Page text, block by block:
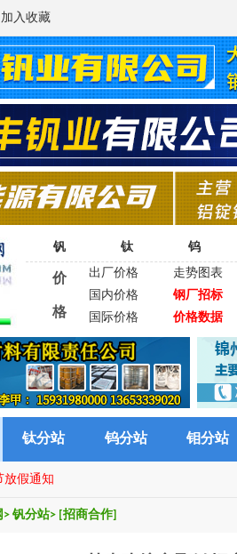
加入收藏
钒 钛 钨
价
格
出厂价格
走势图表
国内价格
钢厂招标
国际价格
价格数据
钛分站 钨分站 钼分站
放假通知
> 钒分站> [招商合作]